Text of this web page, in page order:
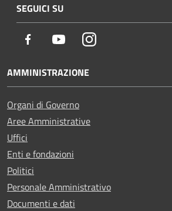
SEGUICI SU
Facebook YoutubeInstagram
AMMINISTRAZIONE
Organi di Governo
Aree Amministrative
Uffici
Enti e fondazioni
Politici
Personale Amministrativo
Documenti e dati